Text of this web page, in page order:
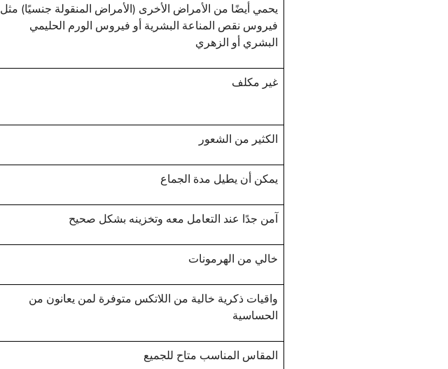
يحمي أيضًا من الأمراض الأخرى (الأمراض المنقولة جنسيًا) مثل
فيروس نقص المناعة البشرية أو فيروس الورم الحليمي
البشري أو الزهري
غير مكلف
الكثير من الشعور
يمكن أن يطيل مدة الجماع
آمن جدًا عند التعامل معه وتخزينه بشكل صحيح
خالي من الهرمونات
واقيات ذكرية خالية من اللاتكس متوفرة لمن يعانون من
الحساسية
المقاس المناسب متاح للجميع